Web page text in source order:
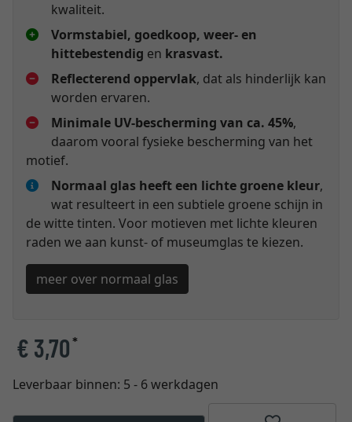
kwaliteit.
Vormstabiel, goedkoop, weer- en
hittebestendig en krasvast.
Reflecterend oppervlak, dat als hinderlijk kan
worden ervaren.
Minimale UV-bescherming van ca. 45%,
daarom vooral fysieke bescherming van het
motief.
Normaal glas heeft een lichte groene kleur,
wat resulteert in een subtiele groene schijn in
de witte tinten. Voor motieven met lichte kleuren
raden we aan kunst- of museumglas te kiezen.
meer over normaal glas
€ 3,70*
Leverbaar binnen: 5 - 6 werkdagen